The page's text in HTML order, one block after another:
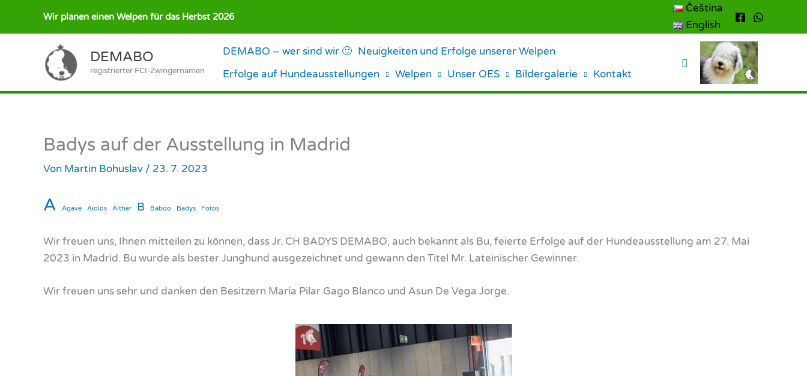
Wir planen einen Welpen für das Herbst 2026
Čeština
English
DEMABO
registrierter FCI-Zwingernamen
DEMABO – wer sind wir 🙂 Neuigkeiten und Erfolge unserer Welpen
Erfolge auf Hundeausstellungen
Welpen Unser OES Bildergalerie Kontakt
Suchen
Badys auf der Ausstellung in Madrid
Von Martin Bohuslav / 23. 7. 2023
A Agave Aiolos Aither B Baboo Badys Fotos
Wir freuen uns, Ihnen mitteilen zu können, dass Jr. CH BADYS DEMABO, auch bekannt als Bu, feierte Erfolge auf der Hundeausstellung am 27. Mai
2023 in Madrid. Bu wurde als bester Junghund ausgezeichnet und gewann den Titel Mr. Lateinischer Gewinner.
Wir freuen uns sehr und danken den Besitzern María Pilar Gago Blanco und Asun De Vega Jorge.